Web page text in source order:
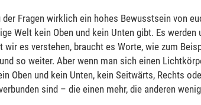
Fragen wirklich ein hohes Bewusstsein von
Welt kein Oben und kein Unten gibt. Es
es verstehen, braucht es Worte, wie zum
und so weiter. Aber wenn man sich einen
Oben und kein Unten, kein Seitwärts, Rechts
sind – die einen mehr, die anderen